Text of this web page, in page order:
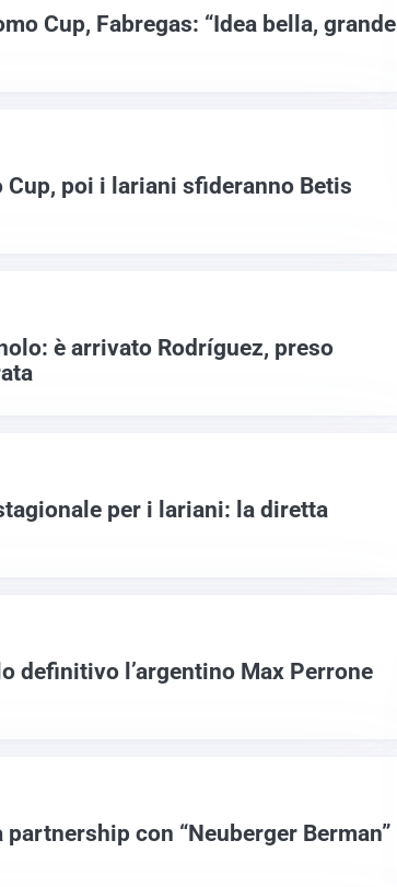
Cup, Fabregas: “Idea bella, grande
Cup, poi i lariani sfideranno Betis
è arrivato Rodríguez, preso
per i lariani: la diretta
definitivo l’argentino Max Perrone
con “Neuberger Berman”